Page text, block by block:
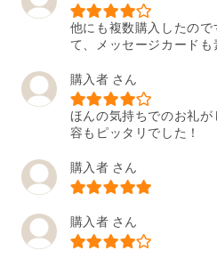
他にも複数購入したの
て、メッセージカードも
購入者
ほんの気持ちでのお礼
容もピッタリでした！
購入者
購入者